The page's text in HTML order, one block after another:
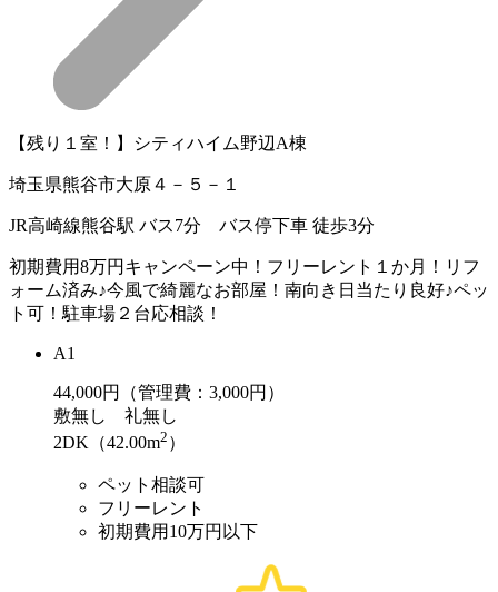
【残り１室！】シティハイム野辺A棟
埼玉県熊谷市大原４－５－１
JR高崎線熊谷駅 バス7分 バス停下車 徒歩3分
初期費用8万円キャンペーン中！フリーレント１か月！リフ
ォーム済み♪今風で綺麗なお部屋！南向き日当たり良好♪ペッ
ト可！駐車場２台応相談！
A1
44,000円（管理費：3,000円）
敷無し 礼無し
2DK（42.00m2 ）
ペット相談可
フリーレント
初期費用10万円以下